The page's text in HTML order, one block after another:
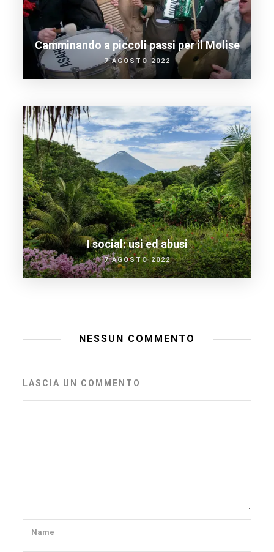
Camminando a piccoli passi per il Molise
7 AGOSTO 2022
I social: usi ed abusi
7 AGOSTO 2022
NESSUN COMMENTO
LASCIA UN COMMENTO